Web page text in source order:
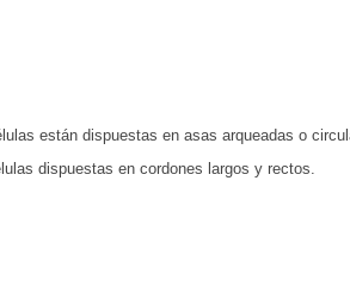
están dispuestas en asas ar­queadas o
dispuestas en cordones largos y rectos.